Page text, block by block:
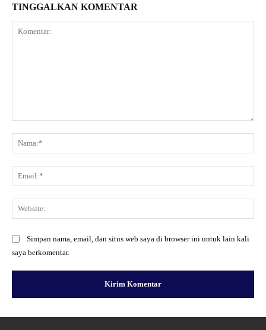
TINGGALKAN KOMENTAR
Simpan nama, email, dan situs web saya di browser ini untuk lain kali
saya berkomentar.